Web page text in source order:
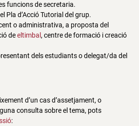
funcions de secretaria.
Pla d’Acció Tutorial del grup.
o administrativa, a proposta del
deeltimbal , centre de formació i creació
dels estudiants o delegat/da del
d’un cas d’assetjament, o
consulta sobre el tema, pots
: